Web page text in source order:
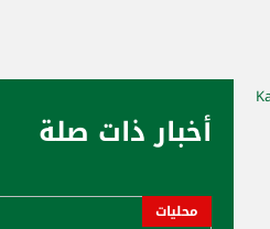
أخبار ذات صلة
محليات